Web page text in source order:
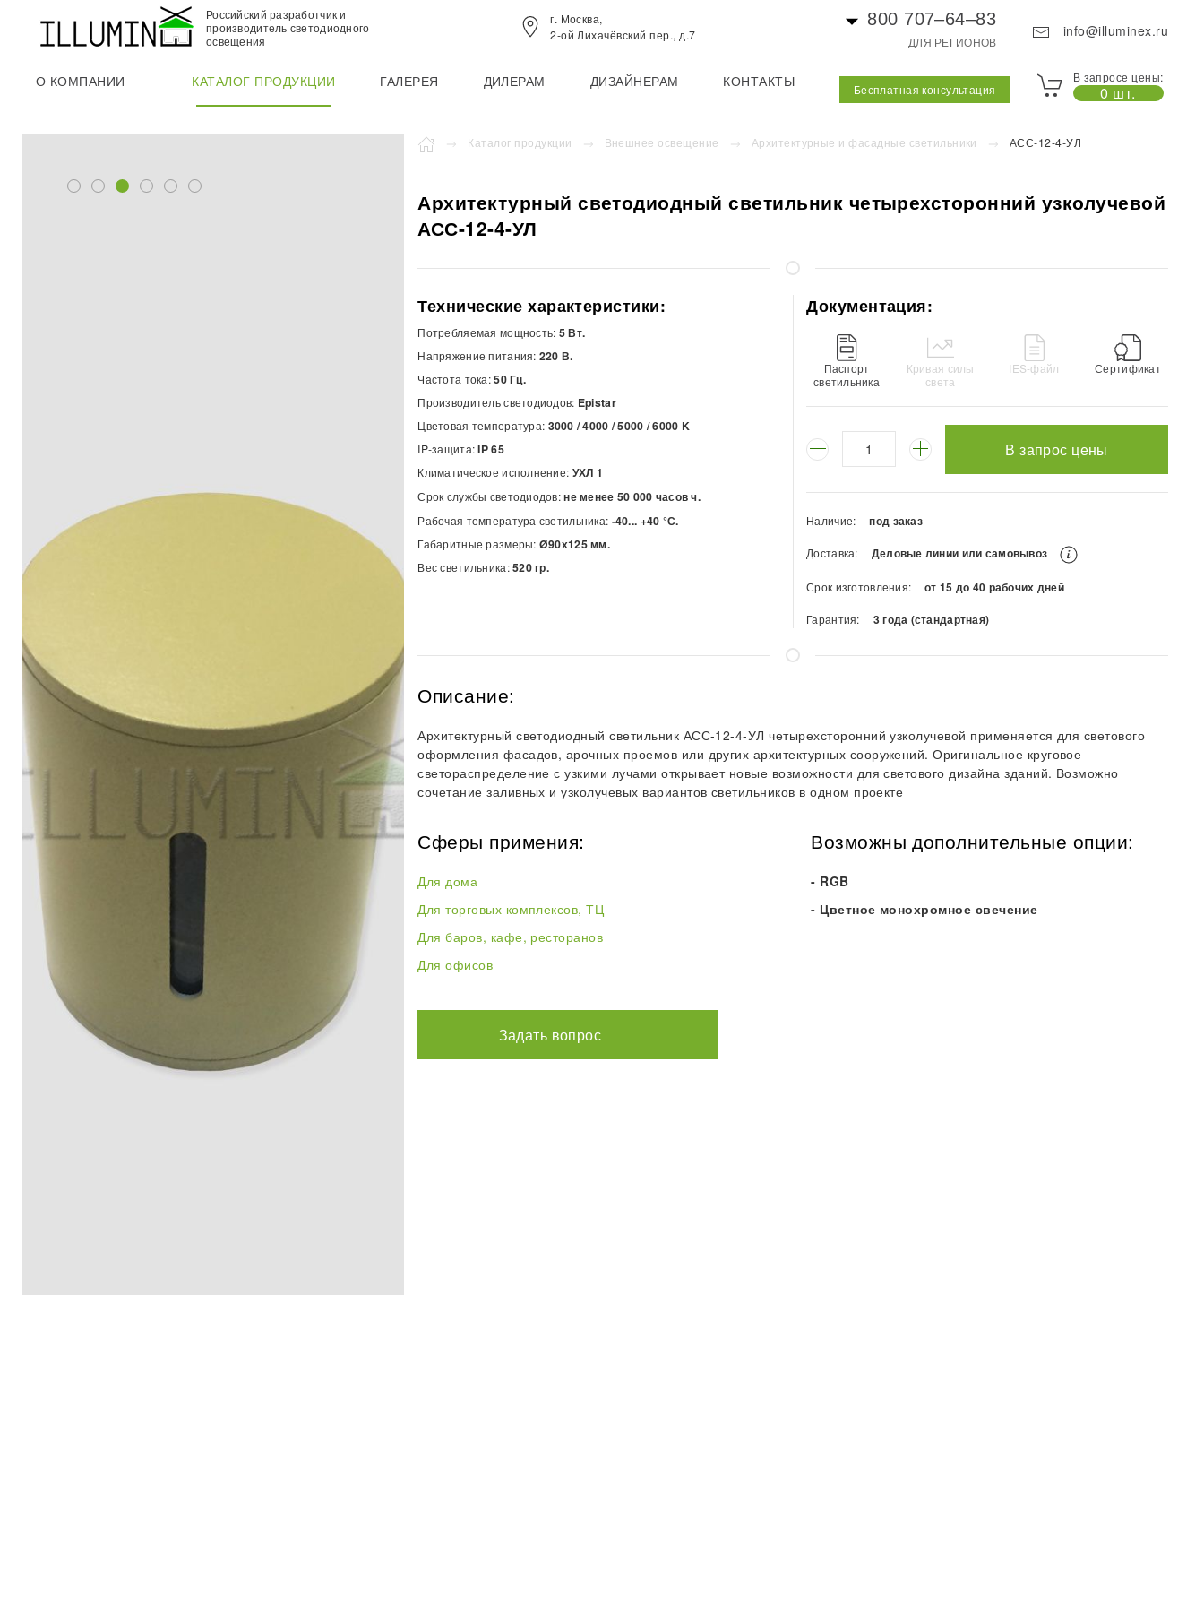
Российский разработчик и
производитель светодиодного
освещения
г. Москва,
2-ой Лихачёвский пер., д.7
800 707–64–83
ДЛЯ РЕГИОНОВ
О КОМПАНИИ КАТАЛОГ ПРОДУКЦИИ ГАЛЕРЕЯ ДИЛЕРАМ ДИЗАЙНЕРАМ КОНТАКТЫ
Бесплатная консультация
info@illuminex.ru
В запросе цены:
0 шт.
Каталог продукции Внешнее освещение Архитектурные и фасадные светильники АСС-12-4-УЛ
Архитектурный светодиодный светильник четырехсторонний узколучевой
АСС-12-4-УЛ
Технические характеристики:
Потребляемая мощность: 5 Вт.
Напряжение питания: 220 В.
Частота тока:50 Гц.
Производитель светодиодов: Epistar
Цветовая температура: 3000 / 4000 / 5000 / 6000 K
IP-защита:IP 65
Климатическое исполнение: УХЛ 1
Срок службы светодиодов:не менее 50 000 часов ч.
Рабочая температура светильника: -40... +40 °С.
Габаритные размеры: Ø90х125 мм.
Вес светильника:520 гр.
Документация:
Паспорт
светильника
Кривая силы
света
IES-файл Сертификат
В запрос цены
Наличие: под заказ
Доставка: Деловые линии или самовывоз
Срок изготовления: от 15 до 40 рабочих дней
Гарантия: 3 года (стандартная)
Описание:
Архитектурный светодиодный светильник АСС-12-4-УЛ четырехсторонний узколучевой применяется для светового
оформления фасадов, арочных проемов или других архитектурных сооружений. Оригинальное круговое
светораспределение с узкими лучами открывает новые возможности для светового дизайна зданий. Возможно
сочетание заливных и узколучевых вариантов светильников в одном проекте
Сферы примения:
Для дома
Для торговых комплексов, ТЦ
Для баров, кафе, ресторанов
Для офисов
Возможны дополнительные опции:
- RGB
- Цветное монохромное свечение
Задать вопрос